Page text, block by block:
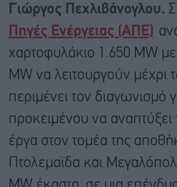
Γιώργος Πεχλιβάνογλου.
Πηγές Ενέργειας (ΑΠΕ)
χαρτοφυλάκιο 1.650 MW
MW να λειτουργούν μέχρι
περιμένει τον διαγωνισμό
προκειμένου να
έργα στον τομέα της
Πτολεμαϊδα και